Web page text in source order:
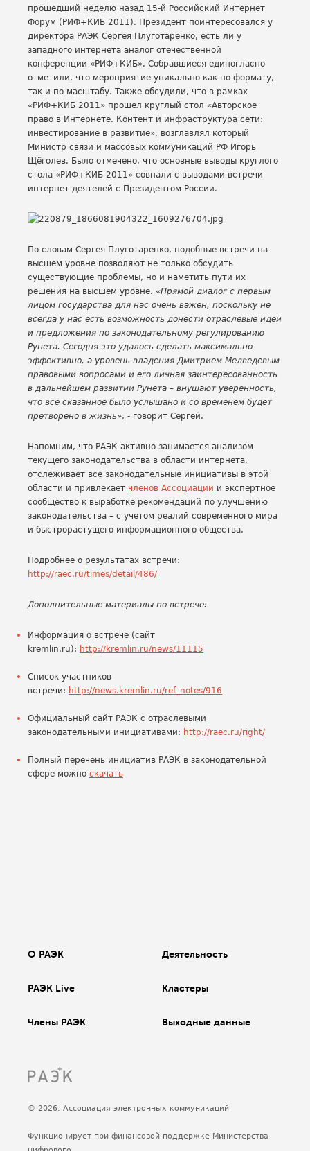
прошедший неделю назад 15-й Российский Интернет
Форум (РИФ+КИБ 2011). Президент поинтересовался у
директора РАЭК Сергея Плуготаренко, есть ли у
западного интернета аналог отечественной
конференции «РИФ+КИБ». Собравшиеся единогласно
отметили, что мероприятие уникально как по формату,
так и по масштабу. Также обсудили, что в рамках
«РИФ+КИБ 2011» прошел круглый стол «Авторское
право в Интернете. Контент и инфраструктура сети:
инвестирование в развитие», возглавлял который
Министр связи и массовых коммуникаций РФ Игорь
Щёголев. Было отмечено, что основные выводы круглого
стола «РИФ+КИБ 2011» совпали с выводами встречи
интернет-деятелей с Президентом России.
По словам Сергея Плуготаренко, подобные встречи на
высшем уровне позволяют не только обсудить
существующие проблемы, но и наметить пути их
решения на высшем уровне. «Прямой диалог с первым
лицом государства для нас очень важен, поскольку не
всегда у нас есть возможность донести отраслевые идеи
и предложения по законодательному регулированию
Рунета. Сегодня это удалось сделать максимально
эффективно, а уровень владения Дмитрием Медведевым
правовыми вопросами и его личная заинтересованность
в дальнейшем развитии Рунета – внушают уверенность,
что все сказанное было услышано и со временем будет
претворено в жизнь», - говорит Сергей.
Напомним, что РАЭК активно занимается анализом
текущего законодательства в области интернета,
отслеживает все законодательные инициативы в этой
области и привлекает членов Ассоциации и экспертное
сообщество к выработке рекомендаций по улучшению
законодательства – с учетом реалий современного мира
и быстрорастущего информационного общества.
Подробнее о результатах встречи:
http://raec.ru/times/detail/486/
Дополнительные материалы по встрече:
Информация о встрече (сайт
kremlin.ru): http://kremlin.ru/news/11115
Список участников
встречи: http://news.kremlin.ru/ref_notes/916
Официальный сайт РАЭК с отраслевыми
законодательными инициативами: http://raec.ru/right/
Полный перечень инициатив РАЭК в законодательной
сфере можно скачать
О РАЭК Деятельность
РАЭК Live Кластеры
Члены РАЭК Выходные данные
© 2026, Ассоциация электронных коммуникаций
Функционирует при финансовой поддержке Министерства